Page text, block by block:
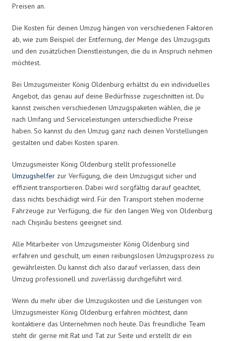
Preisen an.
Die Kosten für deinen Umzug hängen von verschiedenen Faktoren
ab, wie zum Beispiel der Entfernung, der Menge des Umzugsguts
und den zusätzlichen Dienstleistungen, die du in Anspruch nehmen
möchtest.
Bei Umzugsmeister König Oldenburg erhältst du ein individuelles
Angebot, das genau auf deine Bedürfnisse zugeschnitten ist. Du
kannst zwischen verschiedenen Umzugspaketen wählen, die je
nach Umfang und Serviceleistungen unterschiedliche Preise
haben. So kannst du den Umzug ganz nach deinen Vorstellungen
gestalten und dabei Kosten sparen.
Umzugsmeister König Oldenburg stellt professionelle
Umzugshelfer zur Verfügung, die dein Umzugsgut sicher und
effizient transportieren. Dabei wird sorgfältig darauf geachtet,
dass nichts beschädigt wird. Für den Transport stehen moderne
Fahrzeuge zur Verfügung, die für den langen Weg von Oldenburg
nach Chișinău bestens geeignet sind.
Alle Mitarbeiter von Umzugsmeister König Oldenburg sind
erfahren und geschult, um einen reibungslosen Umzugsprozess zu
gewährleisten. Du kannst dich also darauf verlassen, dass dein
Umzug professionell und zuverlässig durchgeführt wird.
Wenn du mehr über die Umzugskosten und die Leistungen von
Umzugsmeister König Oldenburg erfahren möchtest, dann
kontaktiere das Unternehmen noch heute. Das freundliche Team
steht dir gerne mit Rat und Tat zur Seite und erstellt dir ein